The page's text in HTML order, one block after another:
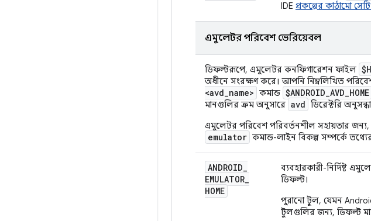
IDE প্রকল্পের কাঠামো
এমুলেটর পরিবেশ ভেরিয়েবল
ডিফল্টরূপে, এমুলেটর কনফিগারেশন ফাইল
অধীনে সংরক্ষণ করে। আপনি নিম্নলিখিত
<avd_name> কমান্ড $ANDROID_AVD_HOME
মানগুলির ক্রম অনুসারে avd ডিরেক্টরি
এমুলেটর পরিবেশ পরিবর্তনশীল সহায়তার জন্য,
emulator কমান্ড-লাইন বিকল্প সম্পর্কে
ANDROID_
EMULATOR_
HOME
ব্যবহারকারী-নির্দিষ্ট
ডিফল্ট।
পুরানো টুল, যেমন
টুলগুলির জন্য, ডিফল্ট